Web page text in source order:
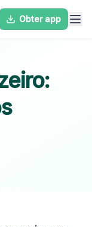
Obter app